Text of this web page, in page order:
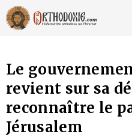
Aller
au
contenu
Le
revient sur sa
reconnaître le
Jérusalem